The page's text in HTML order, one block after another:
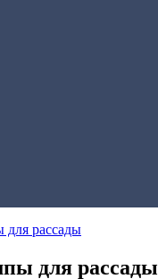
рассады
для рассады